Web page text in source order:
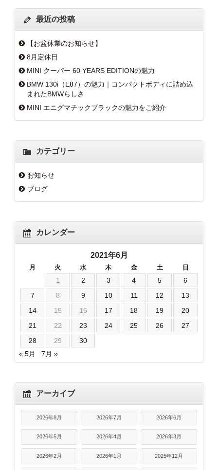
最近の投稿
【お盆休業のお知らせ】
8月定休日
MINI クーパー 60 YEARS EDITIONの魅力
BMW 130i（E87）の魅力｜コンパクトボディに詰め込
まれたBMWらしさ
MINI エニグマチックブラックの魅力をご紹介
カテゴリー
お知らせ
ブログ
カレンダー
2021年6月
月 火 水 木 金 土 日
1 2 3 4 5
6
7
8 9 10 11 12
13
14
15 16 17 18 19
20
21
22 23 24 25 26
27
28
29
30
« 5月
7月 »
アーカイブ
2026年8月 2026年7月 2026年6月
2026年5月 2026年4月 2026年3月
2026年2月 2026年1月 2025年12月